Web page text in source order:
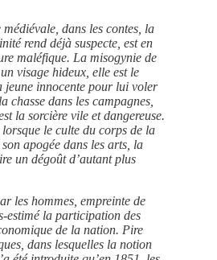
dans les contes, la
rend déjà suspecte, est en
maléfique. La misogynie de
visage hideux, elle est le
jeune innocente pour lui voler
chasse dans les campagnes,
la sorcière vile et dangereuse.
le culte du corps de la
apogée dans les arts, la
un dégoût d’autant plus
les hommes, empreinte de
estimé la participation des
de la nation. Pire
dans lesquelles la notion